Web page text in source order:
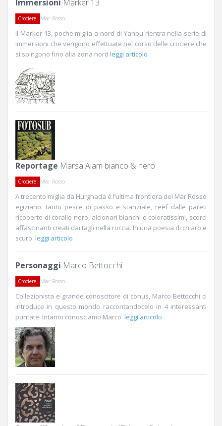
Immersioni Marker 13
Crociere Mar Rosso
Il Marker 13, poche miglia a nord di Yanbu rientra nella serie di
immersioni che vengono effettuate nel corso delle crociere che
si spingono fino alla zona nord leggi articolo
Reportage Marsa Alam bianco & nero
Crociere Mar Rosso
A trecento miglia da Hurghada è l’ultima frontiera del Mar Rosso
egiziano: tanto pesce di passo e stanziale, reef dalle pareti
ricoperte di corallo nero, alcionari bianchi e coloratissimi, scorci
affascinanti creati dai tagli nella roccia. In una poesia di chiaro e
scuro. leggi articolo
Personaggi Marco Bettocchi
Crociere Mar Rosso
Collezionista e grande conoscitore di conus, Marco Bettocchi ci
introduce in questo mondo raccontandocelo in 4 interessanti
puntate. Intanto conosciamo Marco. leggi articolo